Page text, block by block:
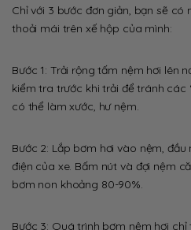
Chỉ với 3 bước đơn giản, bạn sẽ
thoải mái trên xế hộp của mình:
Bước 1: Trải rộng tấm nệm hơi lên
kiểm tra trước khi trải để tránh các
có thể làm xước, hư nệm.
Bước 2: Lắp bơm hơi vào nệm,
điện của xe. Bấm nút và đợi nệm
bơm non khoảng 80-90%.
Bước 3: Quá trình bơm nệm hơi